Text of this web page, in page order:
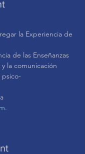
la comunicación
psico-